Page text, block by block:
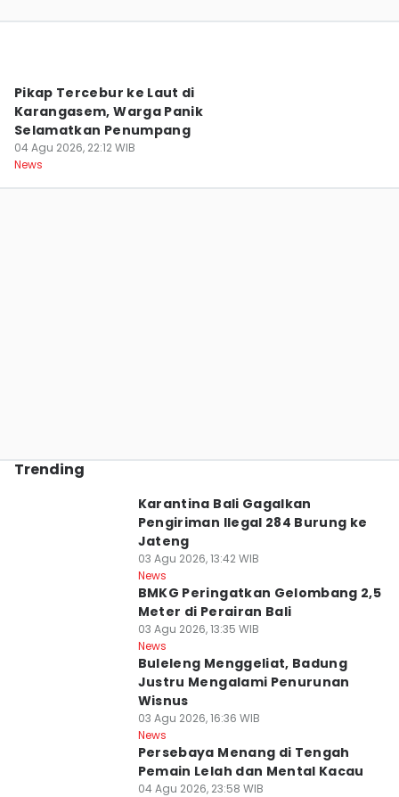
04 Agu 2026, 20:30 WIB
Pikap Tercebur ke Laut di
Karangasem, Warga Panik
Selamatkan Penumpang
04 Agu 2026, 22:12 WIB
News
Trending
Karantina Bali Gagalkan
Pengiriman Ilegal 284 Burung ke
Jateng
03 Agu 2026, 13:42 WIB
News
BMKG Peringatkan Gelombang 2,5
Meter di Perairan Bali
03 Agu 2026, 13:35 WIB
News
Buleleng Menggeliat, Badung
Justru Mengalami Penurunan
Wisnus
03 Agu 2026, 16:36 WIB
News
Persebaya Menang di Tengah
Pemain Lelah dan Mental Kacau
04 Agu 2026, 23:58 WIB